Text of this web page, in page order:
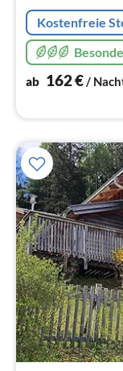
Kostenfreie
ab 162€/